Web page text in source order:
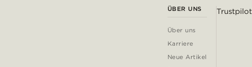
ÜBER UNS
Über uns
Karriere
Neue Artikel
Trustpilot